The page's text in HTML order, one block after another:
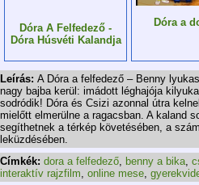
Dóra A Felfedező -
Dóra Húsvéti Kalandja
Dóra a
Leírás: A Dóra a felfedező – Benny
nagy bajba kerül: imádott léghajója
sodródik! Dóra és Csizi azonnal útra
mielőtt elmerülne a ragacsban. A kaland
segíthetnek a térkép követésében, a
leküzdésében.
Címkék: dora a felfedező, benny a bika,
interaktív rajzfilm, online mese,